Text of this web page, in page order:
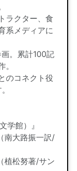
ラクター、食
系メディアに
。累計100記
のコネクト役
学館）』
南大路振一訳/
植松努著/サン